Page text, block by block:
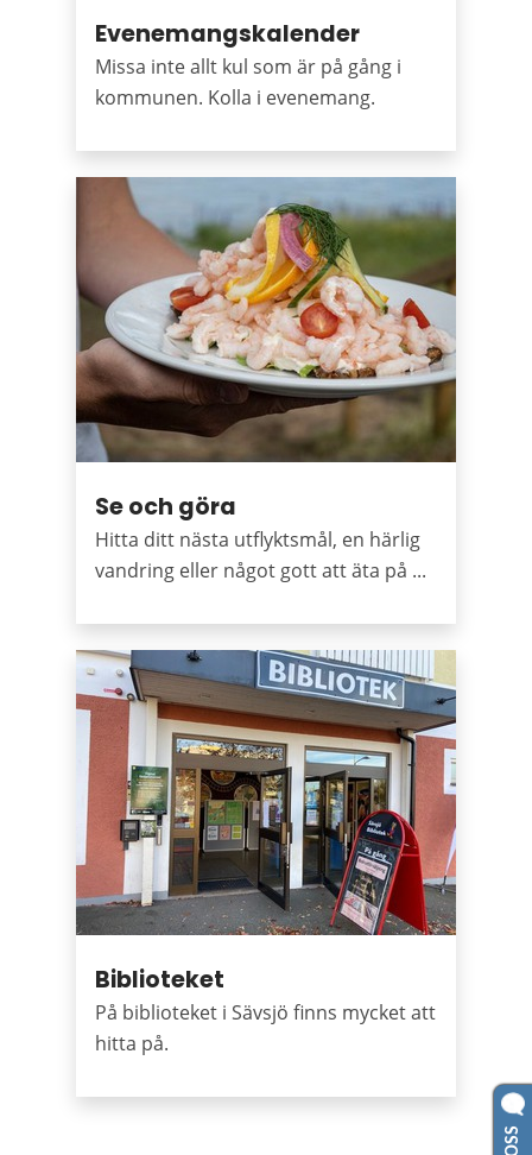
Evenemangskalender
Missa inte allt kul som är på gång i
kommunen. Kolla i evenemang.
Se och göra
Hitta ditt nästa utflyktsmål, en härlig
vandring eller något gott att äta på ...
Biblioteket
På biblioteket i Sävsjö finns mycket att
hitta på.